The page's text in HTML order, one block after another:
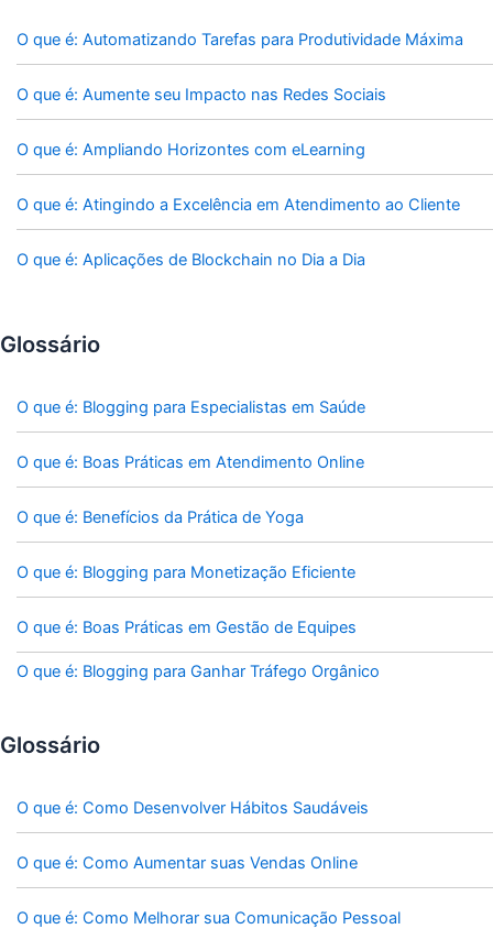
O que é: Automatizando Tarefas para Produtividade Máxima
O que é: Aumente seu Impacto nas Redes Sociais
O que é: Ampliando Horizontes com eLearning
O que é: Atingindo a Excelência em Atendimento ao Cliente
O que é: Aplicações de Blockchain no Dia a Dia
Glossário
O que é: Blogging para Especialistas em Saúde
O que é: Boas Práticas em Atendimento Online
O que é: Benefícios da Prática de Yoga
O que é: Blogging para Monetização Eficiente
O que é: Boas Práticas em Gestão de Equipes
O que é: Blogging para Ganhar Tráfego Orgânico
Glossário
O que é: Como Desenvolver Hábitos Saudáveis
O que é: Como Aumentar suas Vendas Online
O que é: Como Melhorar sua Comunicação Pessoal